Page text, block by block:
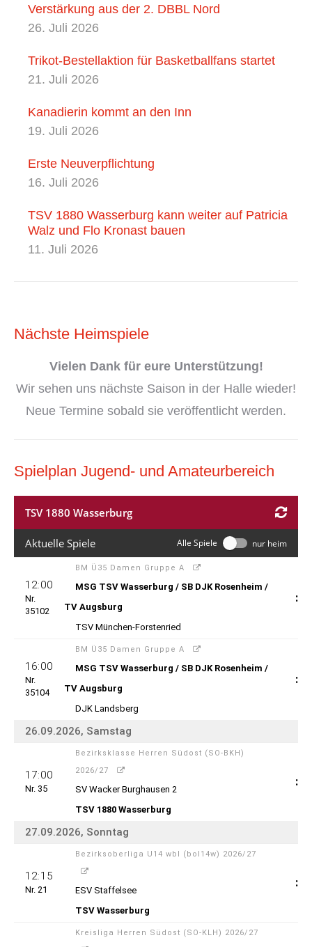
Verstärkung aus der 2. DBBL Nord
26. Juli 2026
Trikot-Bestellaktion für Basketballfans startet
21. Juli 2026
Kanadierin kommt an den Inn
19. Juli 2026
Erste Neuverpflichtung
16. Juli 2026
TSV 1880 Wasserburg kann weiter auf Patricia
Walz und Flo Kronast bauen
11. Juli 2026
Nächste Heimspiele
Vielen Dank für eure Unterstützung!
Wir sehen uns nächste Saison in der Halle wieder!
Neue Termine sobald sie veröffentlicht werden.
Spielplan Jugend- und Amateurbereich